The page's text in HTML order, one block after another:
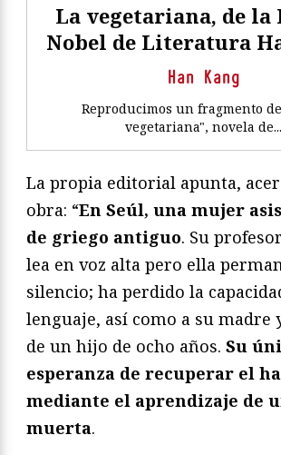
La vegetariana, de la
Nobel de Literatura
Han Kang
Reproducimos un fragmento
vegetariana", novela de...
La propia editorial apunta,
obra: “En Seúl, una mujer
de griego antiguo. Su
lea en voz alta pero ella
silencio; ha perdido la
lenguaje, así como a su madre
de un hijo de ocho años. Su
esperanza de recuperar el
mediante el aprendizaje de
muerta.